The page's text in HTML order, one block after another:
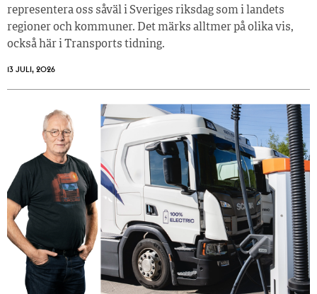
representera oss såväl i Sveriges riksdag som i landets
regioner och kommuner. Det märks alltmer på olika vis,
också här i Transports tidning.
13 JULI, 2026